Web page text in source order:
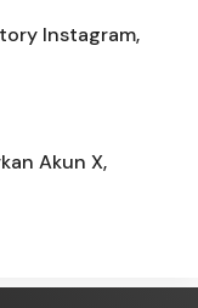
Instagram,
Akun X,